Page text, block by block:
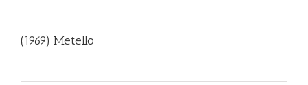
(1969) Metello